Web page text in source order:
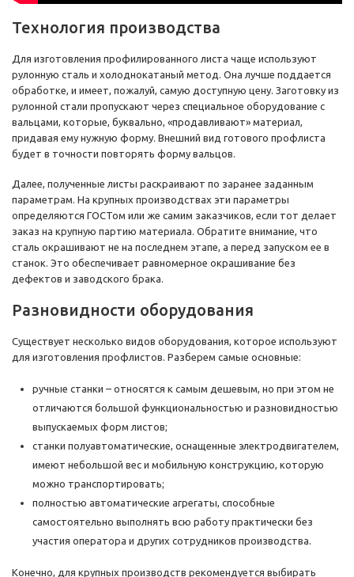
Технология производства
Для изготовления профилированного листа чаще используют
рулонную сталь и холоднокатаный метод. Она лучше поддается
обработке, и имеет, пожалуй, самую доступную цену. Заготовку из
рулонной стали пропускают через специальное оборудование с
вальцами, которые, буквально, «продавливают» материал,
придавая ему нужную форму. Внешний вид готового профлиста
будет в точности повторять форму вальцов.
Далее, полученные листы раскраивают по заранее заданным
параметрам. На крупных производствах эти параметры
определяются ГОСТом или же самим заказчиков, если тот делает
заказ на крупную партию материала. Обратите внимание, что
сталь окрашивают не на последнем этапе, а перед запуском ее в
станок. Это обеспечивает равномерное окрашивание без
дефектов и заводского брака.
Разновидности оборудования
Существует несколько видов оборудования, которое используют
для изготовления профлистов. Разберем самые основные:
ручные станки – относятся к самым дешевым, но при этом не
отличаются большой функциональностью и разновидностью
выпускаемых форм листов;
станки полуавтоматические, оснащенные электродвигателем,
имеют небольшой вес и мобильную конструкцию, которую
можно транспортировать;
полностью автоматические агрегаты, способные
самостоятельно выполнять всю работу практически без
участия оператора и других сотрудников производства.
Конечно, для крупных производств рекомендуется выбирать